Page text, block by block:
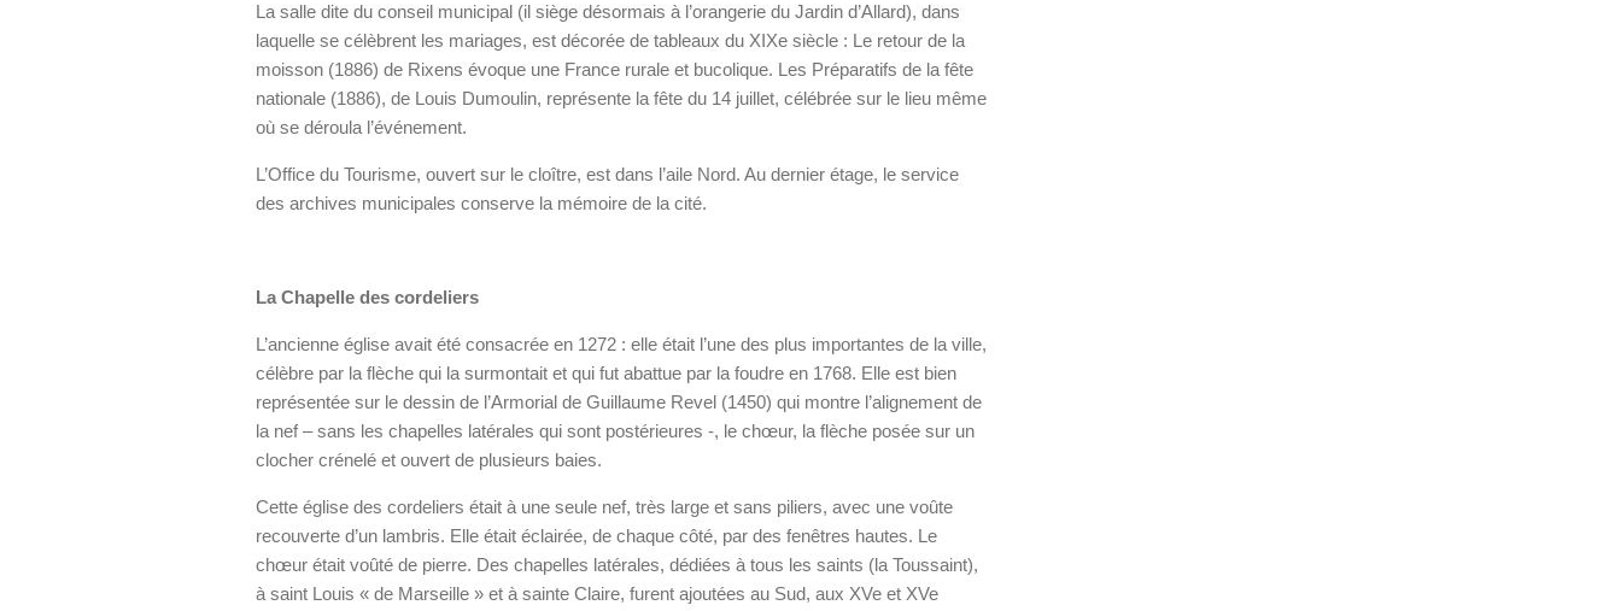
La salle dite du conseil municipal (il siège désormais à l’orangerie du Jardin d’Allard), dans
laquelle se célèbrent les mariages, est décorée de tableaux du XIXe siècle : Le retour de la
moisson (1886) de Rixens évoque une France rurale et bucolique. Les Préparatifs de la fête
nationale (1886), de Louis Dumoulin, représente la fête du 14 juillet, célébrée sur le lieu même
où se déroula l’événement.
L’Office du Tourisme, ouvert sur le cloître, est dans l’aile Nord. Au dernier étage, le service
des archives municipales conserve la mémoire de la cité.
La Chapelle des cordeliers
L’ancienne église avait été consacrée en 1272 : elle était l’une des plus importantes de la ville,
célèbre par la flèche qui la surmontait et qui fut abattue par la foudre en 1768. Elle est bien
représentée sur le dessin de l’Armorial de Guillaume Revel (1450) qui montre l’alignement de
la nef – sans les chapelles latérales qui sont postérieures -, le chœur, la flèche posée sur un
clocher crénelé et ouvert de plusieurs baies.
Cette église des cordeliers était à une seule nef, très large et sans piliers, avec une voûte
recouverte d’un lambris. Elle était éclairée, de chaque côté, par des fenêtres hautes. Le
chœur était voûté de pierre. Des chapelles latérales, dédiées à tous les saints (la Toussaint),
à saint Louis « de Marseille » et à sainte Claire, furent ajoutées au Sud, aux XVe et XVe